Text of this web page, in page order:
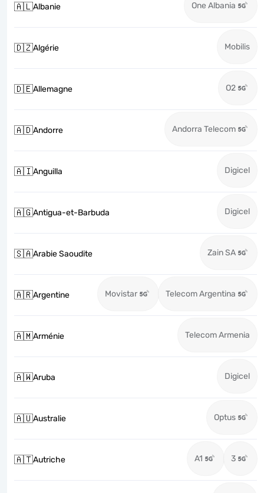
🇦🇱Albanie One Albania
🇩🇿Algérie Mobilis
🇩🇪Allemagne O2
🇦🇩Andorre Andorra Telecom
🇦🇮Anguilla Digicel
🇦🇬Antigua-et-Barbuda Digicel
🇸🇦Arabie Saoudite Zain SA
🇦🇷Argentine Movistar Telecom Argentina
🇦🇲Arménie Telecom Armenia
🇦🇼Aruba Digicel
🇦🇺Australie Optus
🇦🇹Autriche A1 3